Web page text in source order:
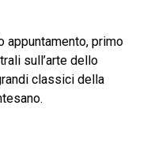
appuntamento, primo
sull’arte dello
classici della